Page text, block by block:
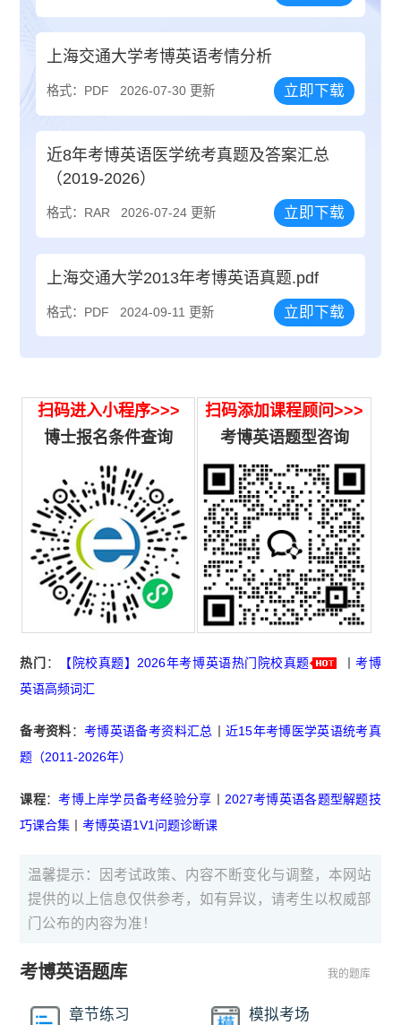
上海交通大学考博英语考情分析
格式：PDF 2026-07-30 更新 立即下载
近8年考博英语医学统考真题及答案汇总
（2019-2026）
格式：RAR 2026-07-24 更新 立即下载
上海交通大学2013年考博英语真题.pdf
格式：PDF 2024-09-11 更新 立即下载
扫码进入小程序>>>
博士报名条件查询
扫码添加课程顾问>>>
考博英语题型咨询
热门 ： 【院校真题】2026年考博英语热门院校真题 丨考博
英语高频词汇
备考资料：考博英语备考资料汇总
近15年考博医学英语统考真
题（2011-2026年）
课程：考博上岸学员备考经验分享
2027考博英语各题型解题技
巧课合集 丨考博英语1V1问题诊断课
温馨提示：因考试政策、内容不断变化与调整，本网站
提供的以上信息仅供参考，如有异议，请考生以权威部
门公布的内容为准！
考博英语题库 我的题库
章节练习 模拟考场